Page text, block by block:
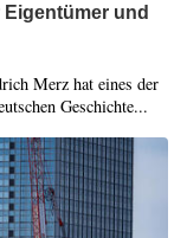
und
Merz hat eines der
Geschichte...